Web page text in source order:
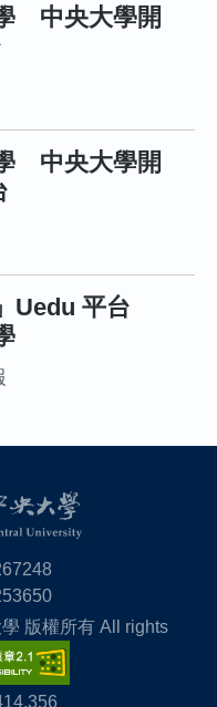
中央大學開
中央大學開
Uedu 平台
版權所有 All rights